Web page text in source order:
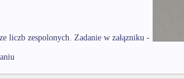
liczb zespolonych. Zadanie w załązniku -